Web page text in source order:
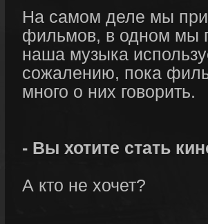
На самом деле мы
фильмов, в одном мы
наша музыка
сожалению, пока
много о них говорить.
- Вы хотите стать
А кто не хочет?